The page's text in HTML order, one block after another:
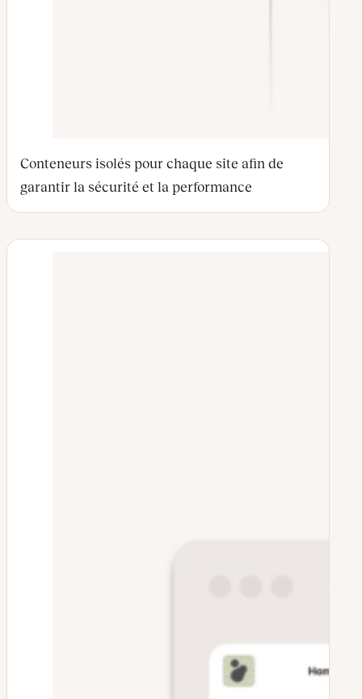
Conteneurs isolés pour chaque site afin de
garantir la sécurité et la performance